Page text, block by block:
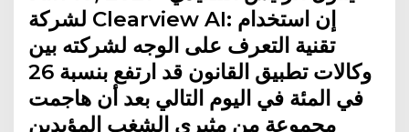
لشركة Clearview AI: إن استخدام
تقنية التعرف على الوجه لشركته بين
وكالات تطبيق القانون قد ارتفع بنسبة 26
في المئة في اليوم التالي بعد أن هاجمت
مجموعة من مثيري الشغب المؤيدين